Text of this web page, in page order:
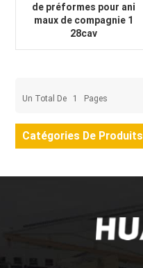
de préformes pour ani
maux de compagnie 1
28cav
Un Total De 1 Pages
Catégories De Produits